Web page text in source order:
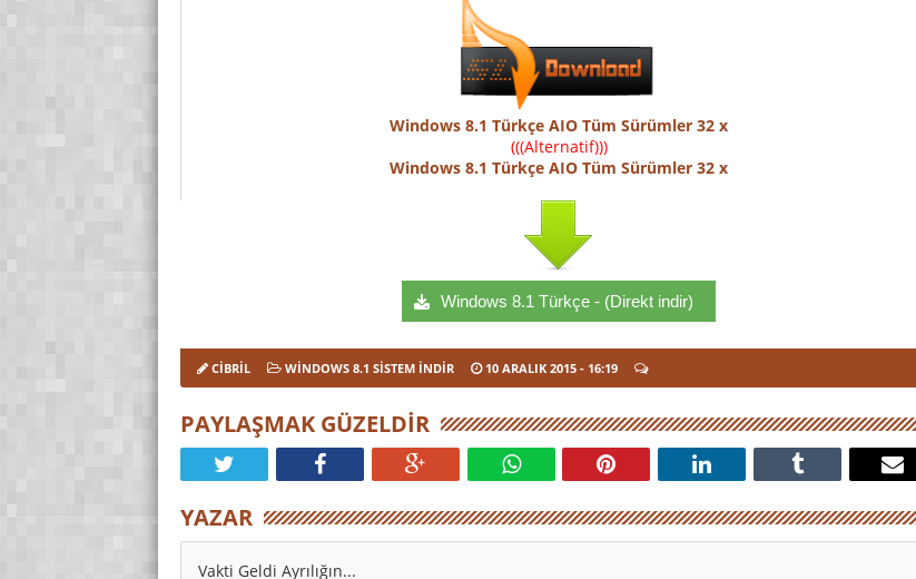
Windows 8.1 Türkçe AIO Tüm Sürümler 32 x
(((Alternatif)))
Windows 8.1 Türkçe AIO Tüm Sürümler 32 x
Windows 8.1 Türkçe - (Direkt indir)
CIBRIL WINDOWS 8.1 SISTEM İNDIR 10 ARALIK 2015 - 16:19
PAYLAŞMAK GÜZELDIR
YAZAR
Vakti Geldi Ayrılığın...